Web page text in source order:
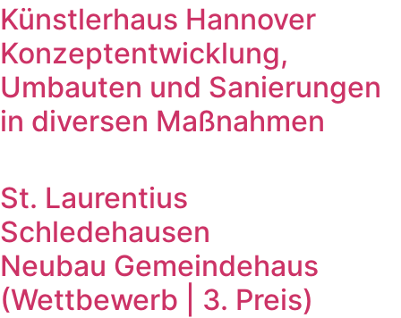
Künstlerhaus Hannover
Konzeptentwicklung,
Umbauten und Sanierungen
in diversen Maßnahmen
St. Laurentius
Schledehausen
Neubau Gemeindehaus
(Wettbewerb | 3. Preis)